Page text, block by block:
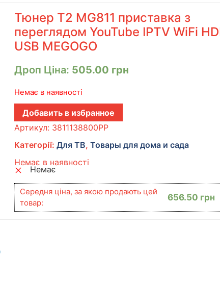
Тюнер T2 MG811 приставка з
переглядом YouTube IPTV WiFi
USB MEGOGO
Дроп Ціна: 505.00 грн
Немає в наявності
Добавить в избранное
Артикул: 3811138800PP
Категорії:Для ТВ,Товары для дома и сада
Немає в наявності
Немає
Середня ціна, за якою продають цей
товар:
656.50 грн